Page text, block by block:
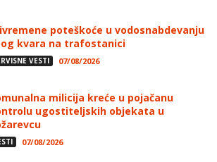
poteškoće u vodosnabdevanju
kvara na trafostanici
VESTI 07/08/2026
milicija kreće u pojačanu
ugostiteljskih objekata u
07/08/2026